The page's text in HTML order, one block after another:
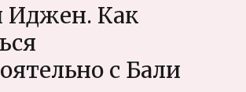
мест:
и
что
Иджен. Как
с Бали